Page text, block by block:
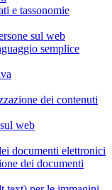
e tassonomie
sul web
semplice
dei contenuti
web
documenti elettronici
dei documenti